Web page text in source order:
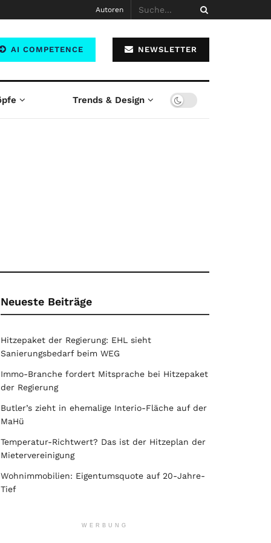
Autoren
AI COMPETENCE NEWSLETTER
Trends & Design
Neueste Beiträge
Hitzepaket der Regierung: EHL sieht
Sanierungsbedarf beim WEG
Immo-Branche fordert Mitsprache bei Hitzepaket
der Regierung
Butler’s zieht in ehemalige Interio-Fläche auf der
MaHü
Temperatur-Richtwert? Das ist der Hitzeplan der
Mietervereinigung
Wohnimmobilien: Eigentumsquote auf 20-Jahre-
Tief
WERBUNG